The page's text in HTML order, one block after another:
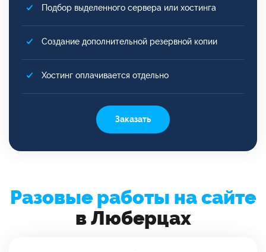
Подбор выделенного сервера или хостинга
Создание дополнительной резервной копии
Хостинг оплачивается отдельно
Заказать
Разовые работы на сайте
в Люберцах